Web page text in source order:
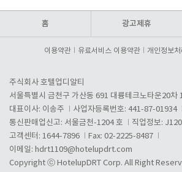
홈 광고제휴
이용약관 유료서비스 이용약관 개인정보
주식회사 호텔업디알티
서울특별시 금천구 가산동 691 대륭테크노타운20차
대표이사: 이송주
사업자등록번호: 441-87-01934
통신판매업신고: 서울금천-1204 호
직업정보:
고객센터: 1644-7896
Fax: 02-2225-8487
이메일: hdrt1109@hotelupdrt.com
Copyright ⓒ HotelupDRT Corp. All Right